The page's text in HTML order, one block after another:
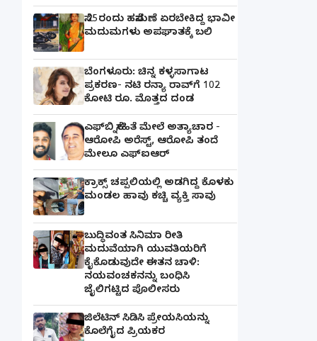
ಸೆ.25ರಂದು ಹಸೆಮಣೆ ಏರಬೇಕಿದ್ದ ಭಾವೀ
ಮದುಮಗಳು ಅಪಘಾತಕ್ಕೆ ಬಲಿ
ಬೆಂಗಳೂರು: ಚಿನ್ನ ಕಳ್ಳಸಾಗಾಟ
ಪ್ರಕರಣ- ನಟಿ ರನ್ಯಾ ರಾವ್‌ಗೆ 102
ಕೋಟಿ ರೂ. ಮೊತ್ತದ ದಂಡ
ಎಫ್‌ಬಿ ಸ್ನೇಹಿತೆ ಮೇಲೆ ಅತ್ಯಾಚಾರ -
ಆರೋಪಿ ಅರೆಸ್ಟ್, ಆರೋಪಿ ತಂದೆ
ಮೇಲೂ ಎಫ್ಐಆರ್
ಕ್ರಾಕ್ಸ್ ಚಪ್ಪಲಿಯಲ್ಲಿ ಅಡಗಿದ್ದ ಕೊಳಕು
ಮಂಡಲ ಹಾವು ಕಚ್ಚಿ ವ್ಯಕ್ತಿ ಸಾವು
ಬುದ್ಧಿವಂತ ಸಿನಿಮಾ ರೀತಿ
ಮದುವೆಯಾಗಿ ಯುವತಿಯರಿಗೆ
ಕೈಕೊಡುವುದೇ ಈತನ ಚಾಳಿ:
ನಯವಂಚಕನನ್ನು ಬಂಧಿಸಿ
ಜೈಲಿಗಟ್ಟಿದ ಪೊಲೀಸರು
ಜಿಲೆಟಿನ್ ಸಿಡಿಸಿ ಪ್ರೇಯಸಿಯನ್ನು
ಕೊಲೆಗೈದ ಪ್ರಿಯಕರ